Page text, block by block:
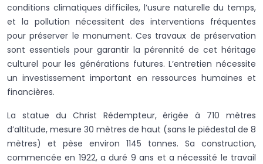
conditions climatiques difficiles, l’usure naturelle du temps,
et la pollution nécessitent des interventions fréquentes
pour préserver le monument. Ces travaux de préservation
sont essentiels pour garantir la pérennité de cet héritage
culturel pour les générations futures. L’entretien nécessite
un investissement important en ressources humaines et
financières.
La statue du Christ Rédempteur, érigée à 710 mètres
d’altitude, mesure 30 mètres de haut (sans le piédestal de 8
mètres) et pèse environ 1145 tonnes. Sa construction,
commencée en 1922, a duré 9 ans et a nécessité le travail